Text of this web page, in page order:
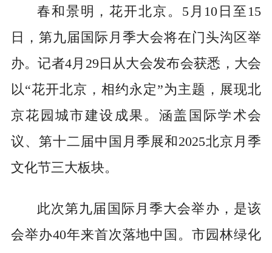
春和景明，花开北京。5月10日至15
日，第九届国际月季大会将在门头沟区举
办。记者4月29日从大会发布会获悉，大会
以“花开北京，相约永定”为主题，展现北
京花园城市建设成果。涵盖国际学术会
议、第十二届中国月季展和2025北京月季
文化节三大板块。
此次第九届国际月季大会举办，是该
会举办40年来首次落地中国。市园林绿化